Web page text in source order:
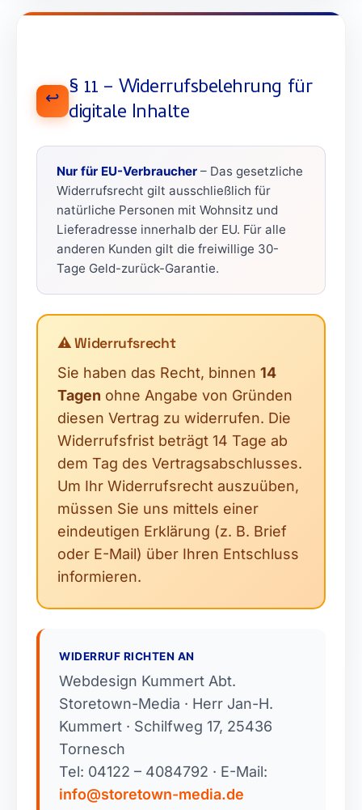
↩️ § 11 – Widerrufsbelehrung für
digitale Inhalte
Nur für EU-Verbraucher – Das gesetzliche
Widerrufsrecht gilt ausschließlich für
natürliche Personen mit Wohnsitz und
Lieferadresse innerhalb der EU. Für alle
anderen Kunden gilt die freiwillige 30-
Tage Geld-zurück-Garantie.
⚠️ Widerrufsrecht
Sie haben das Recht, binnen 14
Tagen ohne Angabe von Gründen
diesen Vertrag zu widerrufen. Die
Widerrufsfrist beträgt 14 Tage ab
dem Tag des Vertragsabschlusses.
Um Ihr Widerrufsrecht auszuüben,
müssen Sie uns mittels einer
eindeutigen Erklärung (z. B. Brief
oder E-Mail) über Ihren Entschluss
informieren.
WIDERRUF RICHTEN AN
Webdesign Kummert Abt.
Storetown-Media · Herr Jan-H.
Kummert · Schilfweg 17, 25436
Tornesch
Tel: 04122 – 4084792 · E-Mail:
info@storetown-media.de